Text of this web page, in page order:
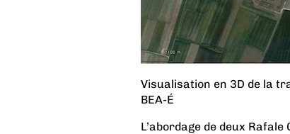
Visualisation en 3D de la
BEA-É
L’abordage de deux Rafale